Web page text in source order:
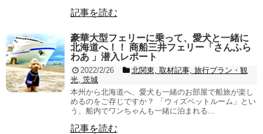
記事を読む
豪華大型フェリーに乗って、愛犬と一緒に
北海道へ！！ 商船三井フェリー「さんふら
わあ 」潜入レポート
2022/2/26
北関東, 取材記事, 旅行プラン・観
光, 茨城
本州から北海道へ、愛犬も一緒のお部屋で船旅が楽し
めるのをご存じですか？ 「ウィズペットルーム」とい
う、船内でワンちゃんも一緒に泊まれる...
記事を読む